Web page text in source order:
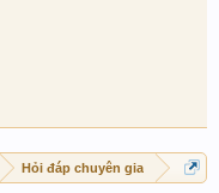
Hỏi đáp chuyên gia